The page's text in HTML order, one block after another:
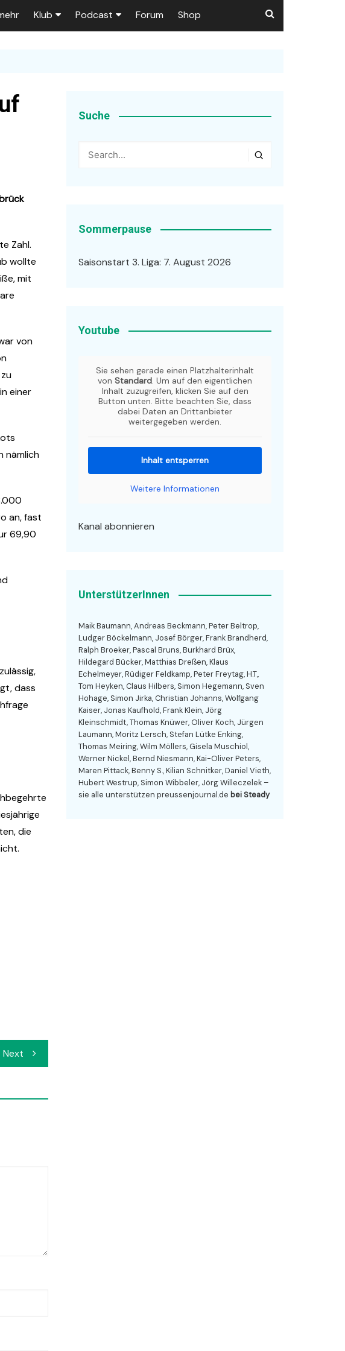
Klub
Ex-Preußen
Podcast Forum Shop
Zahl.
wollte
mit
von
einer
nämlich
an, fast
69,90
dass
die
Next
Suche
Sommerpause
Saisonstart 3. Liga: 7. August 2026
Youtube
Sie sehen gerade einen Platzhalterinhalt
von Standard. Um auf den eigentlichen
Inhalt zuzugreifen, klicken Sie auf den
Button unten. Bitte beachten Sie, dass
dabei Daten an Drittanbieter
weitergegeben werden.
Inhalt entsperren
Weitere Informationen
Kanal abonnieren
UnterstützerInnen
Maik Baumann, Andreas Beckmann, Peter Beltrop,
Ludger Böckelmann, Josef Börger, Frank Brandherd,
Ralph Broeker, Pascal Bruns, Burkhard Brüx,
Hildegard Bücker, Matthias Dreßen, Klaus
Echelmeyer, Rüdiger Feldkamp, Peter Freytag, H.T.,
Tom Heyken, Claus Hilbers, Simon Hegemann, Sven
Hohage, Simon Jirka, Christian Johanns, Wolfgang
Kaiser, Jonas Kaufhold, Frank Klein, Jörg
Kleinschmidt, Thomas Knüwer, Oliver Koch, Jürgen
Laumann, Moritz Lersch, Stefan Lütke Enking,
Thomas Meiring, Wilm Möllers, Gisela Muschiol,
Werner Nickel, Bernd Niesmann, Kai-Oliver Peters,
Maren Pittack, Benny S., Kilian Schnitker, Daniel Vieth,
Hubert Westrup, Simon Wibbeler, Jörg Willeczelek –
sie alle unterstützen preussenjournal.de bei Steady